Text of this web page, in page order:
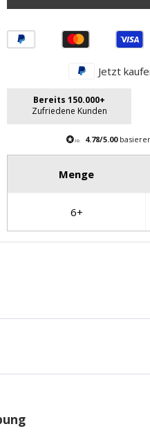
Jetzt
Bereits 150.000+
Zufriedene Kunden
4.78/5.00